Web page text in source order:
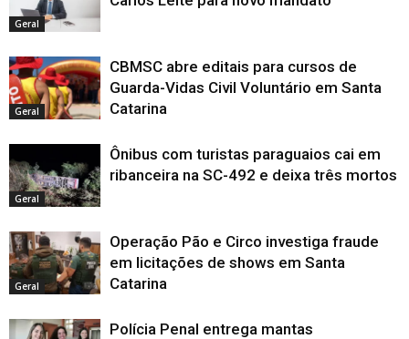
Geral
Geral
CBMSC abre editais para cursos de
Guarda-Vidas Civil Voluntário em Santa
Catarina
Geral
Ônibus com turistas paraguaios cai em
ribanceira na SC-492 e deixa três mortos
Geral
Operação Pão e Circo investiga fraude
em licitações de shows em Santa
Catarina
Polícia Penal entrega mantas